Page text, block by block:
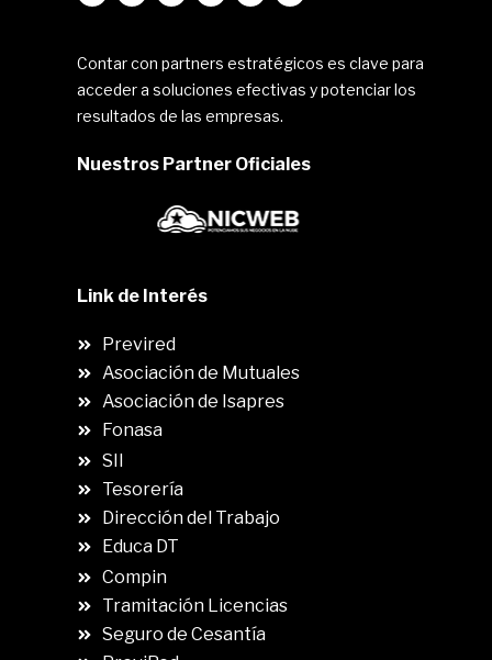
Contar con partners estratégicos es clave para
acceder a soluciones efectivas y potenciar los
resultados de las empresas.
Nuestros Partner Oficiales
Link de Interés
Previred
Asociación de Mutuales
Asociación de Isapres
Fonasa
SII
Tesorería
Dirección del Trabajo
Educa DT
Compin
Tramitación Licencias
Seguro de Cesantía